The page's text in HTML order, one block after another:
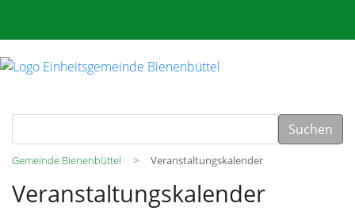
Suchen
Gemeinde Bienenbüttel Veranstaltungskalender
Veranstaltungskalender